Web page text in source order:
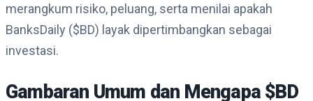
merangkum risiko, peluang, serta menilai apakah
BanksDaily ($BD) layak dipertimbangkan sebagai
investasi.
Gambaran Umum dan Mengapa $BD